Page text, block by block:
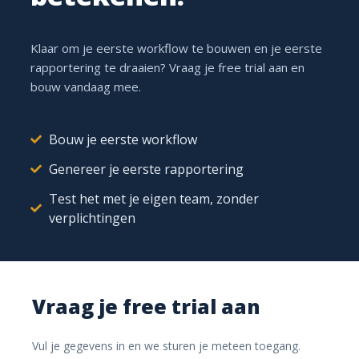
Koppelen
Tijd aan projecten en taken
Elke geregistreerde uur hangt aan het juiste project en
de juiste taak. Opnemen kan met een timer of achteraf
ingeven.
Zonnepark fase 2
Offerte Daikin
Voorbereiding
Intern
Klaar om je eerste workflow te bouwen en je eerste
rapportering te draaien? Vraag je free trial aan en
bouw vandaag mee.
Bouw je eerste workflow
Genereer je eerste rapportering
Test het met je eigen team, zonder
verplichtingen
Vraag je free trial aan
Vul je gegevens in en we sturen je meteen toegang.